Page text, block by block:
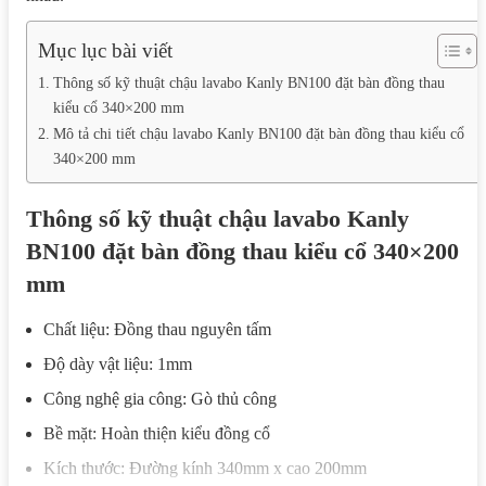
Mục lục bài viết
Thông số kỹ thuật chậu lavabo Kanly BN100 đặt bàn đồng thau
kiểu cổ 340×200 mm
Mô tả chi tiết chậu lavabo Kanly BN100 đặt bàn đồng thau kiểu cổ
340×200 mm
Thông số kỹ thuật chậu lavabo Kanly
BN100 đặt bàn đồng thau kiểu cổ 340×200
mm
Chất liệu: Đồng thau nguyên tấm
Độ dày vật liệu: 1mm
Công nghệ gia công: Gò thủ công
Bề mặt: Hoàn thiện kiểu đồng cổ
Kích thước: Đường kính 340mm x cao 200mm